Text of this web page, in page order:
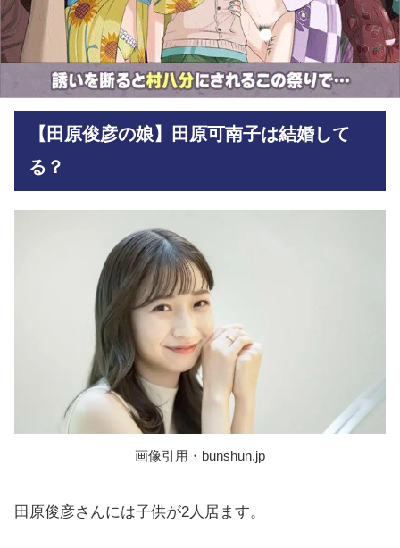
【田原俊彦の娘】田原可南子は結婚して
る？
画像引用・bunshun.jp
田原俊彦さんには子供が2人居ます。